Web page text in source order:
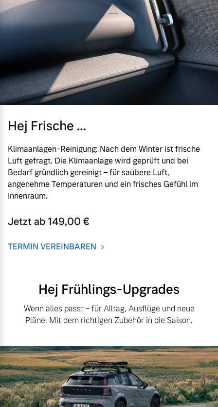
Hej Frische …
Klimaanlagen-Reinigung: Nach dem Winter ist frische
Luft gefragt. Die Klimaanlage wird geprüft und bei
Bedarf gründlich gereinigt – für saubere Luft,
angenehme Temperaturen und ein frisches Gefühl im
Innenraum.
Jetzt ab 149,00 €
TERMIN VEREINBAREN
Hej Frühlings-Upgrades
Wenn alles passt – für Alltag, Ausflüge und neue
Pläne: Mit dem richtigen Zubehör in die Saison.